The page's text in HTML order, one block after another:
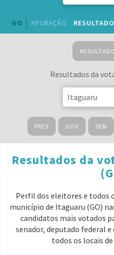
GO APURAÇÃO
Resultados da
PRES GOV SEN
Resultados da
Perfil dos eleitores e todos
município de Itaguaru (GO)
candidatos mais votados
senador, deputado federal
todos os locais